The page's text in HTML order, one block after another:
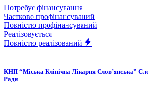
Потребує фінансування
Частково профінансуваний
Повністю профінансуваний
Реалізовується
Повністю реалізований
КНП “Міська Клінічна Лікарня Слов’янська”
Ради